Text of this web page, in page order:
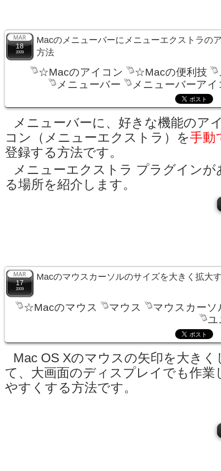
18
2009
Macのメニューバーにメニューエクストラの
方法
☆Macのアイコン ☆Macの便利技
メニューバー
メニューバーア
メニューバーに、好きな機能のア
コン（メニューエクストラ）を手動
登録する方法です。
メニューエクストラ プラグインが
る場所を紹介します。
17
2009
Macのマウスカーソルのサイズを大きく拡大
☆Macのマウス マウス
マウスカーソ
ユ
Mac OS Xのマウスの矢印を大きく
て、大画面のディスプレイでも作業
やすくする方法です。